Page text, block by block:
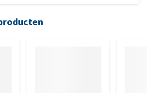
'speelser' snoepje. Ook een correcte prijs voor wat je krijgt.